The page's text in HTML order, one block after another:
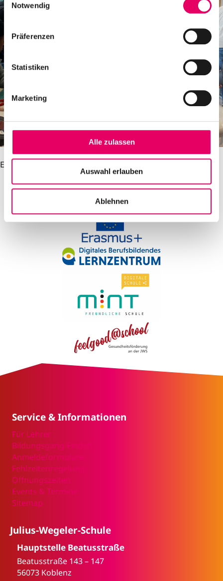
i
i
l
i
g
u
n
g
s
u
l
Notwendig
Präferenzen
Statistiken
Marketing
Alle zulassen
Auswahl erlauben
Ablehnen
Eure BS ST20+
Service & Informationen
Für Lehrer
Bildungsgang-Finder
Anmeldeformulare
Fehlzeitenregelung
Öffnungszeiten
Events & Termine
Sitemap
Julius-Wegeler-Schule
Hauptstelle Beatusstraße
Beatusstraße 143 – 147
56073 Koblenz